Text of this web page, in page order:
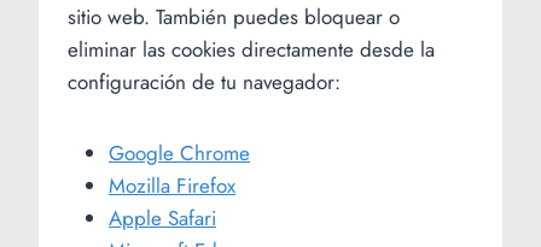
sitio web. También puedes bloquear o
eliminar las cookies directamente desde la
configuración de tu navegador:
Google Chrome
Mozilla Firefox
Apple Safari